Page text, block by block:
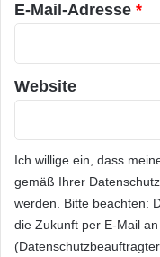
Nürnberg
1957 der
Firmen Triumph
und
ausrichtete, legt
Global Player der
Schwerpunktauf
E-Mail-Adresse *
Website
Ich willige ein, dass
gemäß Ihrer
werden. Bitte beachten:
die Zukunft per E-Mail